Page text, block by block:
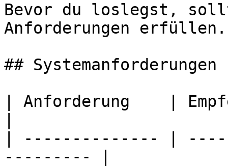
Bevor du loslegst,
Anforderungen erfüllen.
## Systemanforderungen
| Anforderung    |
| -------------- |
--------- |